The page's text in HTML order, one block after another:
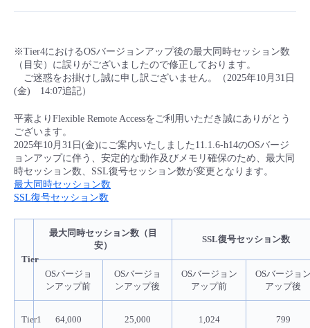
モニタリング/監査
サポート
管理機能
すべてのメニューを見る
IoT
モニタリング/監査
サポート
管理機能
すべてのメニューを見る
クラウド/サーバー
ネットワーク
IoT
モニタリング/監査
サポート
すべてのメニューを見る
- 管理機能
- 新規お申し込み方法
- 初期設定・確認
- ユーザー機能の管理
- 登録情報の管理
- APIリファレンス
- バックアップ
- セキュリティ・監査
- データと分析
- IoT
- リモートワーク
- ITインフラストラクチャー
故障/メンテナンス情報
サービス稼働状況
故障/メンテナンス履歴
メンテナンス予定
定期メンテナンス
パートナー
販売パートナー向けプログラム
トレーニング/操作動画
※Tier4におけるOSバージョンアップ後の最大同時セッション数
（目安）に誤りがございましたので修正しております。
ご迷惑をお掛けし誠に申し訳ございません。（2025年10月31日
(金) 14:07追記）
平素よりFlexible Remote Accessをご利用いただき誠にありがとう
ございます。
2025年10月31日(金)にご案内いたしました11.1.6-h14のOSバージ
ョンアップに伴う、安定的な動作及びメモリ確保のため、最大同
時セッション数、SSL復号セッション数が変更となります。
最大同時セッション数
SSL復号セッション数
Tier
最大同時セッション数（目
安）
SSL復号セッション数
OSバージョ
ンアップ前
OSバージョ
ンアップ後
OSバージョン
アップ前
OSバージョ
アップ後
Tier1 64,000 25,000 1,024 799